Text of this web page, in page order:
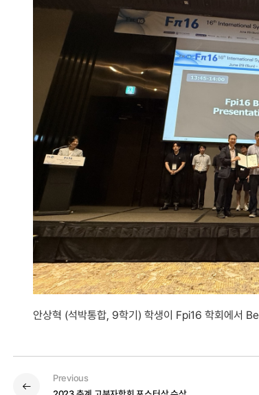
안상혁 (석박통합, 9학기) 학생이 Fpi16 학회에서
Previous